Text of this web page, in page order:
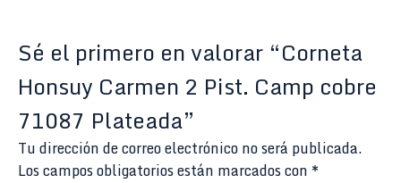
Sé el primero en valorar “Corneta
Honsuy Carmen 2 Pist. Camp cobre
71087 Plateada”
Tu dirección de correo electrónico no será publicada.
Los campos obligatorios están marcados con *